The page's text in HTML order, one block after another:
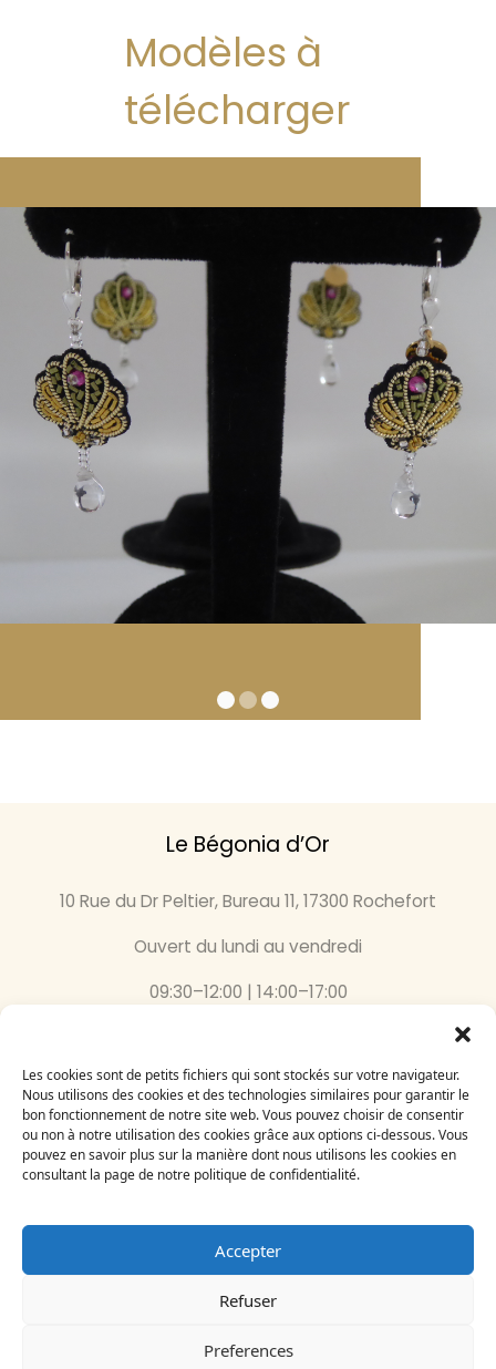
Les cookies sont de petits fichiers qui sont stockés sur votre navigateur.
Nous utilisons des cookies et des technologies similaires pour garantir le
bon fonctionnement de notre site web. Vous pouvez choisir de consentir
ou non à notre utilisation des cookies grâce aux options ci-dessous. Vous
pouvez en savoir plus sur la manière dont nous utilisons les cookies en
consultant la page de notre politique de confidentialité.
Accepter
Refuser
Preferences
Modèles à
télécharger
Le Bégonia d’Or
10 Rue du Dr Peltier, Bureau 11, 17300 Rochefort
Ouvert du lundi au vendredi
09:30–12:00 | 14:00–17:00
Inscrivez-vous
à notre newsletter
Le Bégonia d’Or 2024
Création par